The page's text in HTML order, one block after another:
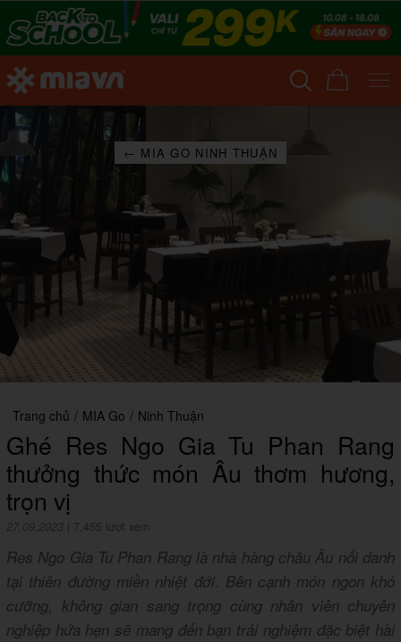
← MIA GO NINH THUẬN
Trang chủ / MIA Go / Ninh Thuận
Ghé Res Ngo Gia Tu Phan Rang
thưởng thức món Âu thơm hương,
trọn vị
27.09.2023 7,455 lượt xem
Res Ngo Gia Tu Phan Rang là nhà hàng châu Âu nổi danh
tại thiên đường miền nhiệt đới. Bên cạnh món ngon khó
cưỡng, không gian sang trọng cùng nhân viên chuyên
nghiệp hứa hẹn sẽ mang đến bạn trải nghiệm đặc biệt hài